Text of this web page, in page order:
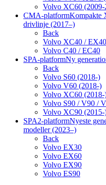
Volvo XC60 (2009-
CMA-platformKompakte
drivlinje (2017–)
Back
Volvo XC40 / EX40
Volvo C40 / EC40
SPA-platformNy
Back
Volvo S60 (2018-)
Volvo V60 (2018-)
Volvo XC60 (2018-
Volvo S90 / V90 /
Volvo XC90 (2015-
SPA2-platformNyeste
modeller (2023–)
Back
Volvo EX30
Volvo EX60
Volvo EX90
Volvo ES90